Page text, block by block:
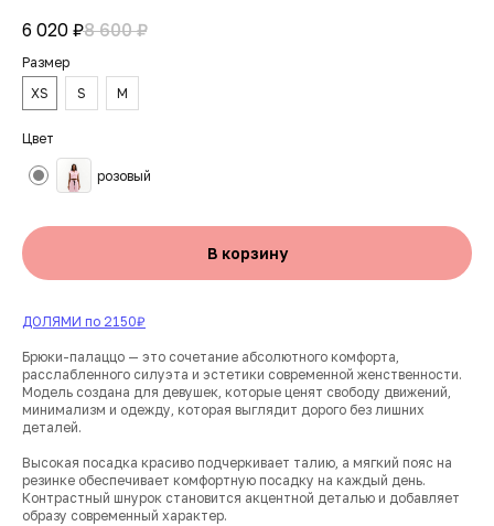
6 020 ₽8 600 ₽
Размер
XS
S M
Цвет
розовый
В корзину
ДОЛЯМИ по 2150₽
Брюки-палаццо — это сочетание абсолютного комфорта,
расслабленного силуэта и эстетики современной женственности.
Модель создана для девушек, которые ценят свободу движений,
минимализм и одежду, которая выглядит дорого без лишних
деталей.
Высокая посадка красиво подчеркивает талию, а мягкий пояс на
резинке обеспечивает комфортную посадку на каждый день.
Контрастный шнурок становится акцентной деталью и добавляет
образу современный характер.